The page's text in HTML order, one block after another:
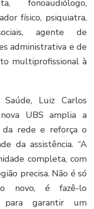
fonoaudiólogo,
físico, psiquiatra,
agente de
administrativa e de
multiprofissional à
Luiz Carlos
UBS amplia a
da rede e reforça o
da assistência. “A
completa, com
precisa. Não é só
novo, é fazê-lo
para garantir um